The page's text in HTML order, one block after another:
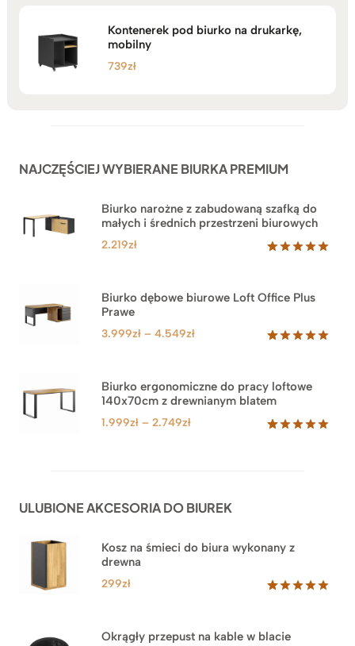
Kontenerek pod biurko na drukarkę,
mobilny
739zł
NAJCZĘŚCIEJ WYBIERANE BIURKA PREMIUM
Biurko narożne z zabudowaną szafką do
małych i średnich przestrzeni biurowych
na
podstawie
klienta
2.219zł
Biurko dębowe biurowe Loft Office Plus
Prawe
na
podstawie
ocen
klientów
3.999zł – 4.549złZakres
3.999zł
do
Biurko ergonomiczne do pracy loftowe
140x70cm z drewnianym blatem
1.999zł – 2.749złZakres
2.749zł
ULUBIONE AKCESORIA DO BIUREK
Kosz na śmieci do biura wykonany z
drewna
na
podstawie
299zł
Okrągły przepust na kable w blacie